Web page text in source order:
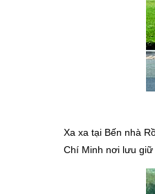
Xa xa tại Bến nhà
Chí Minh nơi lưu giữ